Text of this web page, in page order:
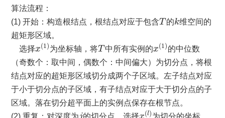
算法流程：
(1) 开始：构造根结点，根结点对应于包含T
T的k
k 维空间的
超矩形区域。
选择x(1)
(1)
为坐标轴，将T
T中所有实例的x(1)
(1)
的中位数
（奇数个：取中间，偶数个：中间偏大）为切分点，将根
结点对应的超矩形区域切分成两个子区域。左子结点对应
于小于切分点的子区域，有子结点对应于大于切分点的子
区域。落在切分超平面上的实例点保存在根节点。
(2) 重复：对深度为 j 的切分点，选择 (l)
x(l)
为切分的坐标